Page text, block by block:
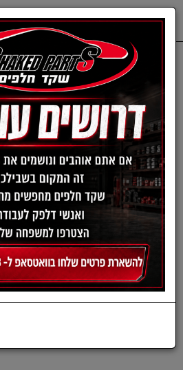
פילטר מזגן-במוו
פילטר מזגן-במוו
סינון ומיון ›